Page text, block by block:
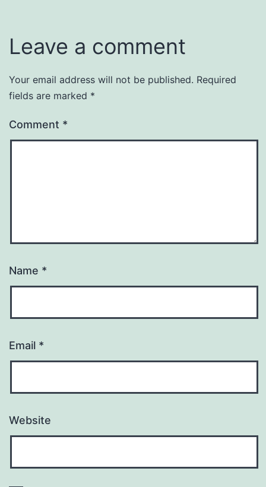
Leave a comment
Your email address will not be published. Required
fields are marked *
Comment *
Name *
Email *
Website